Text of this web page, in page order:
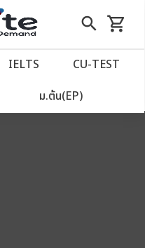
close
search
Skip
to
shopping_cart
รถเข็น
IELTS CU‑TEST
ม.ต้น(EP)
for 80000179